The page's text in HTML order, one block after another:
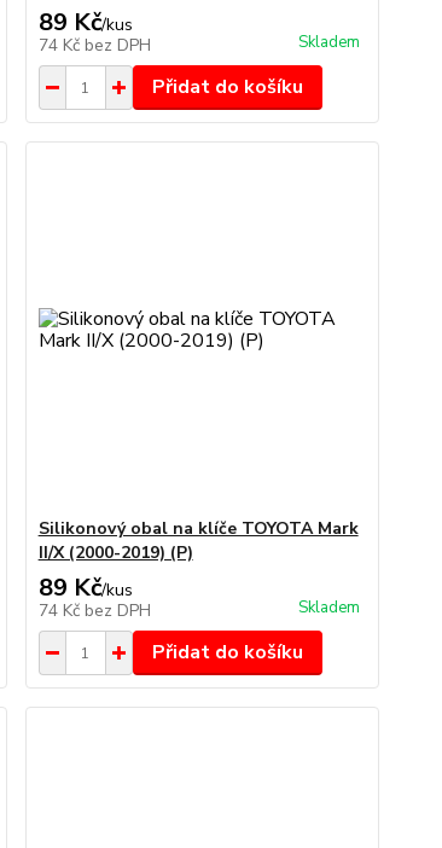
89 Kč/kus
74 Kč bez DPH Skladem
Přidat do košíku
Silikonový obal na klíče TOYOTA Mark
II/X (2000-2019) (P)
89 Kč/kus
74 Kč bez DPH Skladem
Přidat do košíku